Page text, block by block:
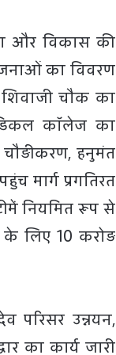
और विकास की
का विवरण
चौक का
कॉलेज का
चौड़ीकरण, हनुमंत
मार्ग प्रगतिरत
नियमित रूप से
के लिए 10 करोड़
परिसर उन्नयन,
का कार्य जारी